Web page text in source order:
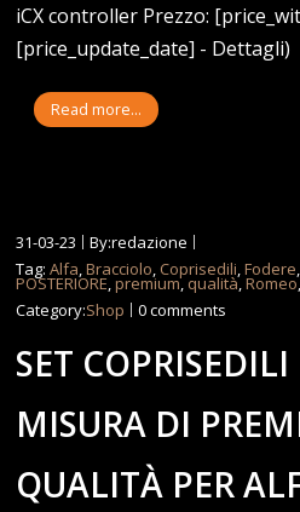
iCX controller Prezzo:
[price_update_date] - Dettagli)
Read more...
31-03-23
By:redazione
Tag:Alfa,Bracciolo, Coprisedili,Fodere,
POSTERIORE,premium, qualità,Romeo,
Category:Shop 0 comments
SET COPRISEDILI
MISURA DI
QUALITÀ PER